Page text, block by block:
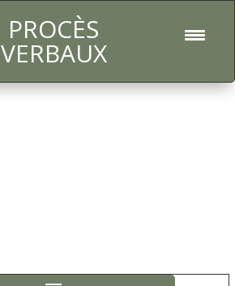
PROCÈS
VERBAUX